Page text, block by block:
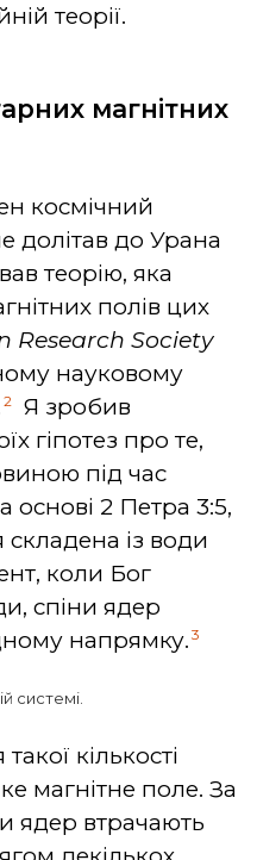
теорії.
магнітних
космічний
долітав до Урана
теорію, яка
полів цих
Research Society
науковому
2
Я зробив
гіпотез про те,
під час
основі 2 Петра 3:5,
із води
коли Бог
спіни ядер
напрямку. 3
системі.
кількості
магнітне поле. За
ядер втрачають